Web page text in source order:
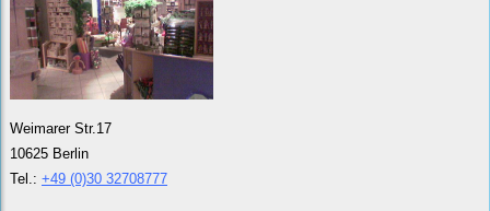
Weimarer Str.17
10625 Berlin
Tel.: +49 (0)30 32708777